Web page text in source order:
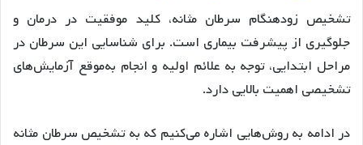
تشخیص زودهنگام سرطان مثانه، کلید موفقیت در درمان و
جلوگیری از پیشرفت بیماری است. برای شناسایی این سرطان در
مراحل ابتدایی، توجه به علائم اولیه و انجام به‌موقع آزمایش‌های
تشخیصی اهمیت بالایی دارد.
در ادامه به روش‌هایی اشاره می‌کنیم که به تشخیص سرطان مثانه